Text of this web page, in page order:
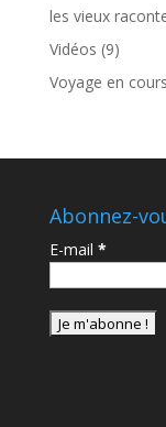
les vieux
Vidéos (9)
Voyage en cours
Abonnez-
E-mail *